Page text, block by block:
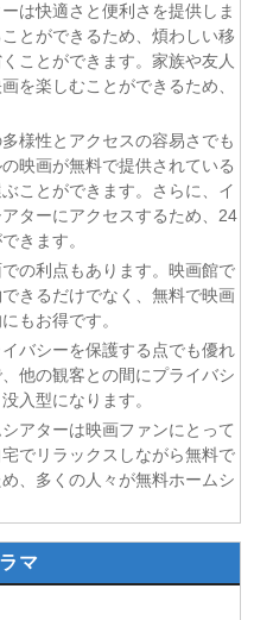
第7話
顔 第4話
ム知識で無双する 第6話
第6話
た 第5話
嘘〜 第6話
の転生、Sランクチート魔術
は快適さと便利さを提供しま
とができるため、煩わしい移
ことができます。家族や友人
を楽しむことができるため、
様性とアクセスの容易さでも
映画が無料で提供されている
ことができます。さらに、イ
ターにアクセスするため、24
きます。
の利点もあります。映画館で
きるだけでなく、無料で映画
もお得です。
バシーを保護する点でも優れ
他の観客との間にプライバシ
入型になります。
アターは映画ファンにとって
でリラックスしながら無料で
、多くの人々が無料ホームシ
マ